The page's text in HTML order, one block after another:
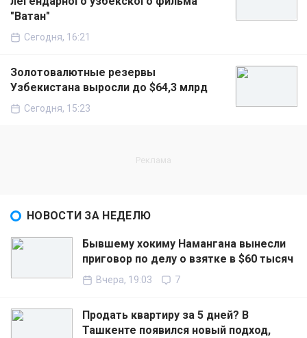
"Ватан"
Сегодня, 16:21
Золотовалютные резервы
Узбекистана выросли до $64,3 млрд
Сегодня, 15:23
НОВОСТИ ЗА НЕДЕЛЮ
Бывшему хокиму Намангана вынесли
приговор по делу о взятке в $60 тысяч
Вчера, 19:03 7
Продать квартиру за 5 дней? В
Ташкенте появился новый подход,